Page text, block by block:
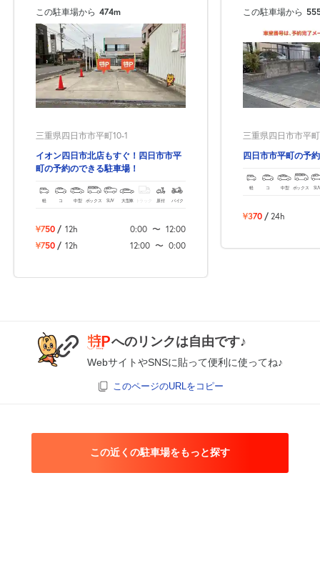
この駐車場から 474m
三重県四日市市平町10-1
イオン四日市北店もすぐ！四日市市平
町の予約のできる駐車場！
軽 コ 中型 ボックス SUV 大型車 トラック 原付 バイク
¥750 / 12h 0:00 〜 12:00
¥750 / 12h 12:00 〜 0:00
この駐車場から
三重県四日市市平
四日市市平町の予
軽 コ 中型 ボックス
¥370 / 24h
へのリンクは自由です♪
WebサイトやSNSに貼って便利に使ってね♪
このページのURLをコピー
この近くの駐車場をもっと探す